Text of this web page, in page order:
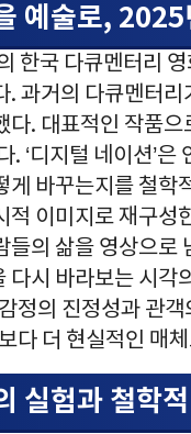
예술로, 2025
한국 다큐멘터리
. 과거의 다큐멘터리
다. 대표적인 작품으
. ‘디지털 네이션’
게 바꾸는지를 철학
적 이미지로 재구성
들의 삶을 영상으로
다시 바라보는 시각
정의 진정성과 관
다 더 현실적인 매
실험과 철학